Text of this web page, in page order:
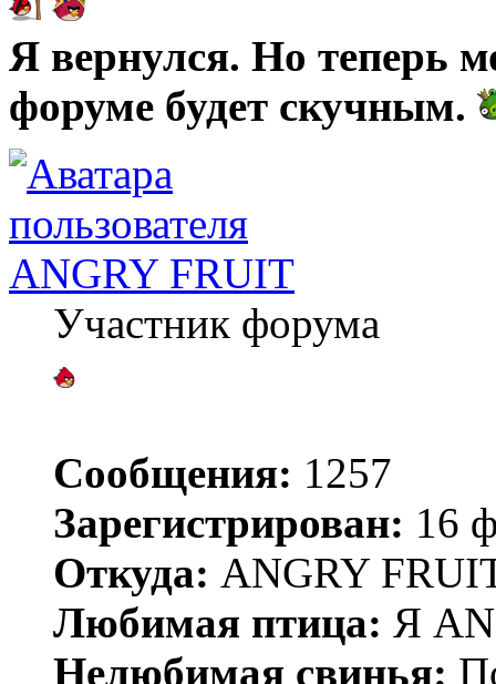
Я вернулся. Но теперь
форуме будет скучным.
ANGRY FRUIT
Участник форума
Сообщения: 1257
Зарегистрирован: 16
Откуда: ANGRY
Любимая птица: Я
Нелюбимая свинья: